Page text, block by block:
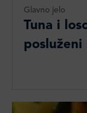
Glavno jelo
Tuna i
posluženi